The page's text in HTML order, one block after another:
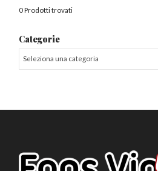
0 Prodotti trovati
Categorie
Seleziona una categoria